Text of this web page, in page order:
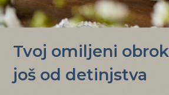
Tvoj omiljeni obrok
još od detinjstva